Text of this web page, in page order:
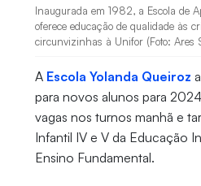
Inaugurada em 1982, a Escola de
oferece educação de qualidade às
circunvizinhas à Unifor (Foto: Ares
A Escola Yolanda Queiroz
para novos alunos para
vagas nos turnos manhã e
Infantil IV e V da Educação
Ensino Fundamental.